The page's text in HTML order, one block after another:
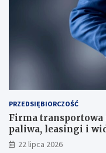
PRZEDSIĘBIORCZOŚĆ
Firma transportowa
paliwa, leasingi i
22 lipca 2026